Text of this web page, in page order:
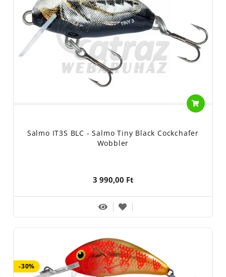
Salmo IT3S BLC - Salmo Tiny Black Cockchafer
Wobbler
3 990,00 Ft
-30%